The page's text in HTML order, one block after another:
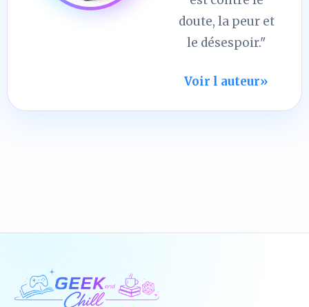
doute, la peur et
le désespoir."
Voir l auteur»